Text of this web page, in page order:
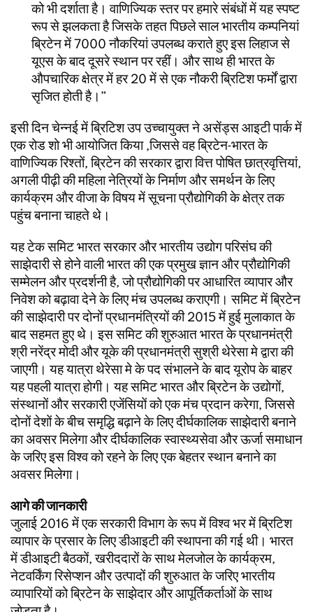
को भी दर्शाता है। वाणिज्यिक स्तर पर हमारे संबंधों में यह स्पष्ट
रूप से झलकता है जिसके तहत पिछले साल भारतीय कम्पनियां
ब्रिटेन में 7000 नौकरियां उपलब्ध कराते हुए इस लिहाज से
यूएस के बाद दूसरे स्थान पर रहीं। और साथ ही भारत के
औपचारिक क्षेत्र में हर 20 में से एक नौकरी ब्रिटिश फर्मों द्वारा
सृजित होती है।
इसी दिन चेन्नई में ब्रिटिश उप उच्चायुक्त ने असेंड्स आइटी पार्क में
एक रोड शो भी आयोजित किया ,जिससे वह ब्रिटेन-भारत के
वाणिज्यिक रिश्तों, ब्रिटेन की सरकार द्वारा वित्त पोषित छात्रवृत्तियां,
अगली पीढ़ी की महिला नेत्रियों के निर्माण और समर्थन के लिए
कार्यक्रम और वीजा के विषय में सूचना प्रौद्योगिकी के क्षेत्र तक
पहुंच बनाना चाहते थे।
यह टेक समिट भारत सरकार और भारतीय उद्योग परिसंघ की
साझेदारी से होने वाली भारत की एक प्रमुख ज्ञान और प्रौद्योगिकी
सम्मेलन और प्रदर्शनी है, जो प्रौद्योगिकी पर आधारित व्यापार और
निवेश को बढ़ावा देने के लिए मंच उपलब्ध कराएगी। समिट में ब्रिटेन
की साझेदारी पर दोनों प्रधानमंत्रियों की 2015 में हुई मुलाकात के
बाद सहमत हुए थे। इस समिट की शुरुआत भारत के प्रधानमंत्री
श्री नरेंद्र मोदी और यूके की प्रधानमंत्री सुश्री थेरेसा मे द्वारा की
जाएगी। यह यात्रा थेरेसा मे के पद संभालने के बाद यूरोप के बाहर
यह पहली यात्रा होगी। यह समिट भारत और ब्रिटेन के उद्योगों,
संस्थानों और सरकारी एजेंसियों को एक मंच प्रदान करेगा, जिससे
दोनों देशों के बीच समृद्धि बढ़ाने के लिए दीर्घकालिक साझेदारी बनाने
का अवसर मिलेगा और दीर्घकालिक स्वास्थ्यसेवा और ऊर्जा समाधान
के जरिए इस विश्व को रहने के लिए एक बेहतर स्थान बनाने का
अवसर मिलेगा।
आगे की जानकारी
जुलाई 2016 में एक सरकारी विभाग के रूप में विश्व भर में ब्रिटिश
व्यापार के प्रसार के लिए डीआइटी की स्थापना की गई थी। भारत
में डीआइटी बैठकों, खरीददारों के साथ मेलजोल के कार्यक्रम,
नेटवर्किंग रिसेप्शन और उत्पादों की शुरुआत के जरिए भारतीय
व्यापारियों को ब्रिटेन के साझेदार और आपूर्तिकर्ताओं के साथ